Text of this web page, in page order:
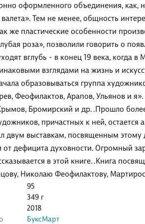
оформленного объединения,
Тем не менее, общность
же пластические особенности
роза», позволили говорить о
вглубь - в конец 19 века, когда
взглядами на жизнь и
образовываться группа
Феофилактов, Арапов, Ульянов и
Бромирский и др. .Прошло более
причастных к ней, остается
двум выставкам, посвященным
от дефицита духовности. Огромный
в этой книге. .Книга
Николаю Феофилактову,
95
349 г
2018
БуксМарт